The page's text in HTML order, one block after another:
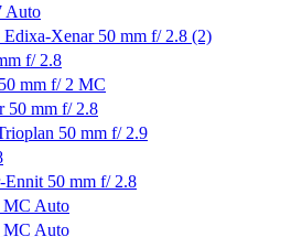
Auto
Edixa-Xenar 50 mm f/ 2.8 (2)
f/ 2.8
mm f/ 2 МС
50 mm f/ 2.8
50 mm f/ 2.9
50 mm f/ 2.8
MC Auto
MC Auto